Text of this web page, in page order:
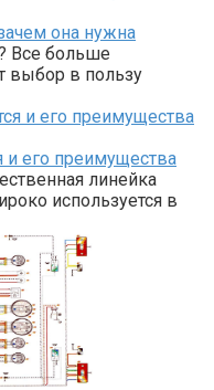
она нужна
Все больше
выбор в пользу
и его преимущества
линейка
используется в